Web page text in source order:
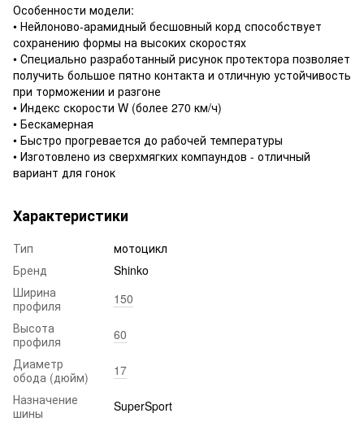
Особенности модели:
• Нейлоново-арамидный бесшовный корд способствует
сохранению формы на высоких скоростях
• Специально разработанный рисунок протектора позволяет
получить большое пятно контакта и отличную устойчивость
при торможении и разгоне
• Индекс скорости W (более 270 км/ч)
• Бескамерная
• Быстро прогревается до рабочей температуры
• Изготовлено из сверхмягких компаундов - отличный
вариант для гонок
Характеристики
Тип
мотоцикл
Бренд
Shinko
Ширина
профиля
150
Высота
профиля
60
Диаметр
обода (дюйм)
17
Назначение
шины
SuperSport